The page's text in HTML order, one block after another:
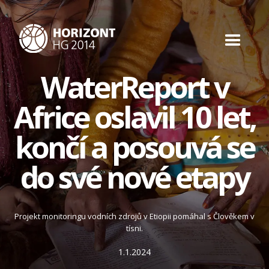
WaterReport v
Africe oslavil 10 let,
končí a posouvá se
do své nové etapy
Projekt monitoringu vodních zdrojů v Etiopii pomáhal s Člověkem v
tísni.
1.1.2024